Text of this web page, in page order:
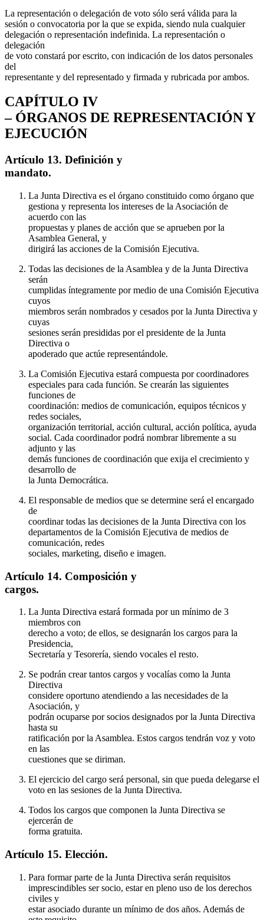
La representación o delegación de voto sólo será válida para la
sesión o convocatoria por la que se expida, siendo nula cualquier
delegación o representación indefinida. La representación o
delegación
de voto constará por escrito, con indicación de los datos personales
del
representante y del representado y firmada y rubricada por ambos.
CAPÍTULO IV
– ÓRGANOS DE REPRESENTACIÓN Y
EJECUCIÓN
Artículo 13. Definición y
mandato.
La Junta Directiva es el órgano constituido como órgano que
gestiona y representa los intereses de la Asociación de
acuerdo con las
propuestas y planes de acción que se aprueben por la
Asamblea General, y
dirigirá las acciones de la Comisión Ejecutiva.
Todas las decisiones de la Asamblea y de la Junta Directiva
serán
cumplidas íntegramente por medio de una Comisión Ejecutiva
cuyos
miembros serán nombrados y cesados por la Junta Directiva y
cuyas
sesiones serán presididas por el presidente de la Junta
Directiva o
apoderado que actúe representándole.
La Comisión Ejecutiva estará compuesta por coordinadores
especiales para cada función. Se crearán las siguientes
funciones de
coordinación: medios de comunicación, equipos técnicos y
redes sociales,
organización territorial, acción cultural, acción política, ayuda
social. Cada coordinador podrá nombrar libremente a su
adjunto y las
demás funciones de coordinación que exija el crecimiento y
desarrollo de
la Junta Democrática.
El responsable de medios que se determine será el encargado
de
coordinar todas las decisiones de la Junta Directiva con los
departamentos de la Comisión Ejecutiva de medios de
comunicación, redes
sociales, marketing, diseño e imagen.
Artículo 14. Composición y
cargos.
La Junta Directiva estará formada por un mínimo de 3
miembros con
derecho a voto; de ellos, se designarán los cargos para la
Presidencia,
Secretaría y Tesorería, siendo vocales el resto.
Se podrán crear tantos cargos y vocalías como la Junta
Directiva
considere oportuno atendiendo a las necesidades de la
Asociación, y
podrán ocuparse por socios designados por la Junta Directiva
hasta su
ratificación por la Asamblea. Estos cargos tendrán voz y voto
en las
cuestiones que se diriman.
El ejercicio del cargo será personal, sin que pueda delegarse el
voto en las sesiones de la Junta Directiva.
Todos los cargos que componen la Junta Directiva se
ejercerán de
forma gratuita.
Artículo 15. Elección.
Para formar parte de la Junta Directiva serán requisitos
imprescindibles ser socio, estar en pleno uso de los derechos
civiles y
estar asociado durante un mínimo de dos años. Además de